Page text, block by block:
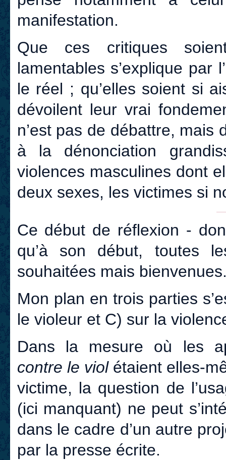
manifestation.
Que ces critiques
lamentables s’explique par
le réel ; qu’elles soient si
dévoilent leur vrai
n’est pas de débattre, mais
à la dénonciation
violences masculines dont
deux sexes, les victimes si
Ce début de réflexion -
qu’à son début, toutes
souhaitées mais
Mon plan en trois parties
le violeur et C) sur la
Dans la mesure où les
contre le viol étaient elles-
victime, la question de
(ici manquant) ne peut
dans le cadre d’un autre
par la presse écrite.